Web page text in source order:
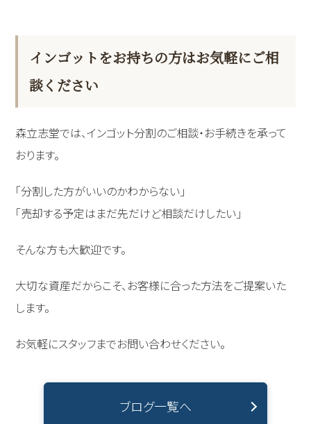
インゴットをお持ちの方はお気軽にご相
談ください
森立志堂では、インゴット分割のご相談・お手続きを承って
おります。
「分割した方がいいのかわからない」
「売却する予定はまだ先だけど相談だけしたい」
そんな方も大歓迎です。
大切な資産だからこそ、お客様に合った方法をご提案いた
します。
お気軽にスタッフまでお問い合わせください。
ブログ一覧へ